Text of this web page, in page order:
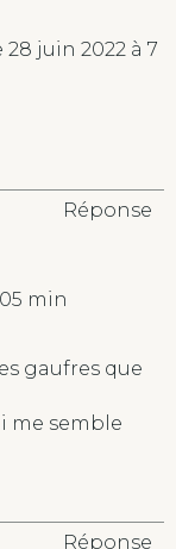
28 juin 2022 à 7
Réponse
min
gaufres que
me semble
Réponse